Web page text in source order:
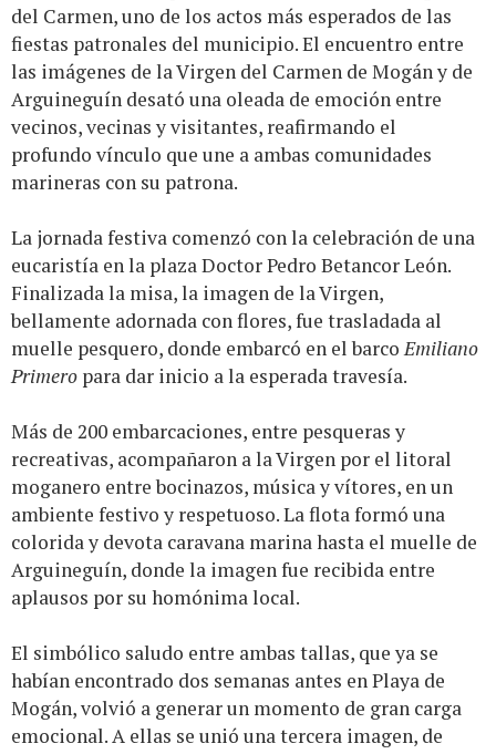
del Carmen, uno de los actos más esperados de las
fiestas patronales del municipio. El encuentro entre
las imágenes de la Virgen del Carmen de Mogán y de
Arguineguín desató una oleada de emoción entre
vecinos, vecinas y visitantes, reafirmando el
profundo vínculo que une a ambas comunidades
marineras con su patrona.
La jornada festiva comenzó con la celebración de una
eucaristía en la plaza Doctor Pedro Betancor León.
Finalizada la misa, la imagen de la Virgen,
bellamente adornada con flores, fue trasladada al
muelle pesquero, donde embarcó en el barcoEmiliano
Primero para dar inicio a la esperada travesía.
Más de 200 embarcaciones, entre pesqueras y
recreativas, acompañaron a la Virgen por el litoral
moganero entre bocinazos, música y vítores, en un
ambiente festivo y respetuoso. La flota formó una
colorida y devota caravana marina hasta el muelle de
Arguineguín, donde la imagen fue recibida entre
aplausos por su homónima local.
El simbólico saludo entre ambas tallas, que ya se
habían encontrado dos semanas antes en Playa de
Mogán, volvió a generar un momento de gran carga
emocional. A ellas se unió una tercera imagen, de